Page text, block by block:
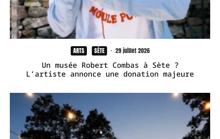
ARTS SÈTE · 29 juillet 2026
Un musée Robert Combas à Sète ?
L’artiste annonce une donation majeure